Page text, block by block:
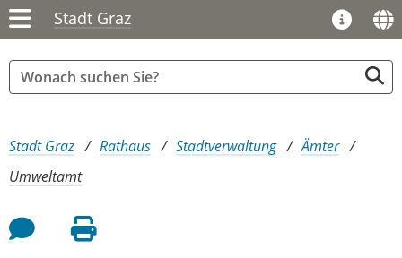
Stadt Graz
Sie sind hier:
Stadt Graz Rathaus Stadtverwaltung
Ämter
Umweltamt
Feedback an Autor
Seite drucken